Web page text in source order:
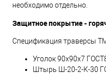
необходимо отдельно.
Защитное покрытие -
Спецификация траверсы
Уголок 90х90х7
Штырь Ш-20-2-К-30